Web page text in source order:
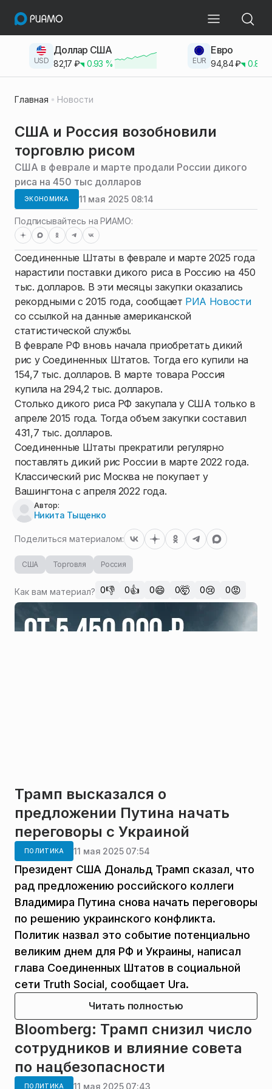
USD
Доллар США
82,17 ₽ 0.93 % EUR
Евро
94,84₽ 0.83
Главная Новости
США и Россия возобновили
торговлю рисом
США в феврале и марте продали России дикого
риса на 450 тыс долларов
ЭКОНОМИКА 11 мая 2025 08:14
Подписывайтесь на РИАМО:
Соединенные Штаты в феврале и марте 2025 года
нарастили поставки дикого риса в Россию на 450
тыс. долларов. В эти месяцы закупки оказались
рекордными с 2015 года, сообщает РИА Новости
со ссылкой на данные американской
статистической службы.
В феврале РФ вновь начала приобретать дикий
рис у Соединенных Штатов. Тогда его купили на
154,7 тыс. долларов. В марте товара Россия
купила на 294,2 тыс. долларов.
Столько дикого риса РФ закупала у США только в
апреле 2015 года. Тогда объем закупки составил
431,7 тыс. долларов.
Соединенные Штаты прекратили регулярно
поставлять дикий рис России в марте 2022 года.
Классический рис Москва не покупает у
Вашингтона с апреля 2022 года.
Автор:
Никита Тыщенко
Поделиться материалом:
США Торговля Россия
Как вам материал? 0👎 0👍 0😄 0🤯 0😢 0😡
Трамп высказался о
предложении Путина начать
переговоры с Украиной
ПОЛИТИКА 11 мая 2025 07:54
Президент США Дональд Трамп сказал, что
рад предложению российского коллеги
Владимира Путина снова начать переговоры
по решению украинского конфликта.
Политик назвал это событие потенциально
великим днем для РФ и Украины, написал
глава Соединенных Штатов в социальной
сети Truth Social, сообщает Ura.
Читать полностью
Bloomberg: Трамп снизил число
сотрудников и влияние совета
по нацбезопасности
ПОЛИТИКА 11 мая 2025 07:43